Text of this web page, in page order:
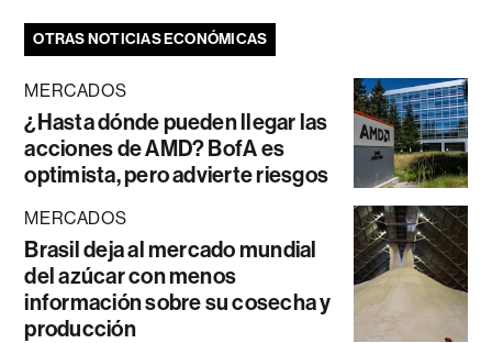
OTRAS NOTICIAS ECONÓMICAS
MERCADOS
¿Hasta dónde pueden llegar las
acciones de AMD? BofA es
optimista, pero advierte riesgos
MERCADOS
Brasil deja al mercado mundial
del azúcar con menos
información sobre su cosecha y
producción